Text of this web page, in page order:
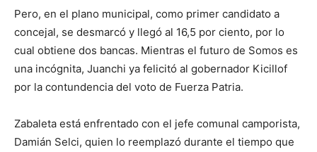
Pero, en el plano municipal, como primer candidato a
concejal, se desmarcó y llegó al 16,5 por ciento, por lo
cual obtiene dos bancas. Mientras el futuro de Somos es
una incógnita, Juanchi ya felicitó al gobernador Kicillof
por la contundencia del voto de Fuerza Patria.
Zabaleta está enfrentado con el jefe comunal camporista,
Damián Selci, quien lo reemplazó durante el tiempo que